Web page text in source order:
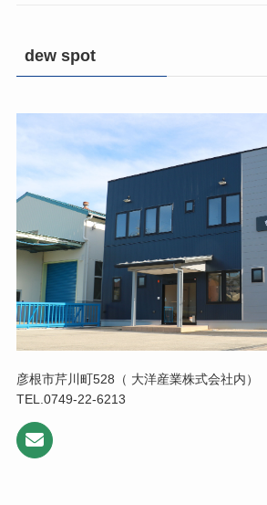
dew spot
彦根市芹川町528（ 大洋産業株式会社内）
TEL.0749-22-6213